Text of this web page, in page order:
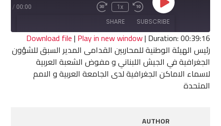
Play
Episode
Rewind
10
Seconds
1x
Fast
seconds
00:00
/
SUBSCRIBE
SHARE
RSS FEED
SHARE
LINK
Download file| Play in new window| Duration: 00:39:16
رئيس الهيئة الوطنية للمحاربين القدامى المدير السبق للشؤون
الجغرافية في الجيش اللبناني و مفوض الشعبة العربية
لاسماء الاماكن الجغرافية لدى الجامعة العربية و الامم
المتحدة
AUTHOR